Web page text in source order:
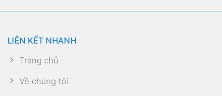
LIÊN KẾT NHANH
Trang chủ
Về chúng tôi